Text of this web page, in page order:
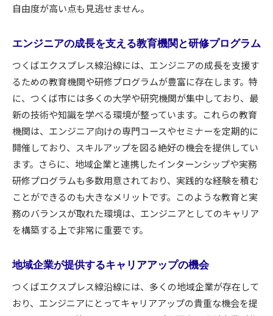
自由度が高い点も見逃せません。
エンジニアの成長を支える教育機関と研修プログラム
つくばエクスプレス線沿線には、エンジニアの成長を支援す
るための教育機関や研修プログラムが豊富に存在します。特
に、つくば市には多くの大学や研究機関が集中しており、最
新の技術や知識を学べる環境が整っています。これらの教育
機関は、エンジニア向けの専門コースやセミナーを定期的に
開催しており、スキルアップを図る絶好の機会を提供してい
ます。さらに、地域企業と連携したインターンシップや実務
研修プログラムも多数用意されており、実践的な経験を積む
ことができるのも大きなメリットです。このような教育と実
務のバランスが取れた環境は、エンジニアとしてのキャリア
を構築する上で非常に重要です。
地域企業が提供するキャリアアップの機会
つくばエクスプレス線沿線には、多くの地域企業が存在して
おり、エンジニアにとってキャリアアップの貴重な機会を提